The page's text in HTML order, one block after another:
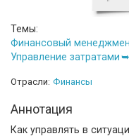
Темы:
Финансовый
Управление затратами
Отрасли: Финансы
Аннотация
Как управлять в